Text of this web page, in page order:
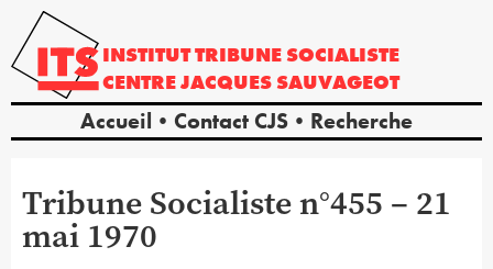
INSTITUTTRIBUNE SOCIALISTE
CENTREJACQUES SAUVAGEOT
Accueil Contact CJS Recherche
Tribune Socialiste n°455 – 21
mai 1970